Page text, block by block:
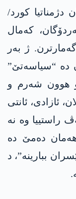
دژمناتیا کورد/
کەمال
ژ بەر
دە “سیاسەتێ”
ھوون شەرم و
ئازادی، ئانتی
راستییا وە نە
دەمێ دە
ببارینە”، د